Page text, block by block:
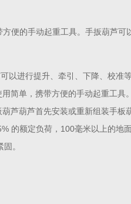
便的手动起重工具。手扳葫芦可
以进行提升、牵引、下降、校准
简单，携带方便的手动起重工具
芦葫芦首先安装或重新组装手板
的额定负荷，100毫米以上的地
。